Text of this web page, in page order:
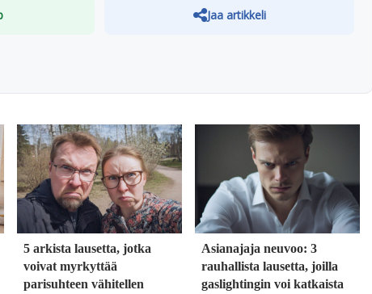
Jaa artikkeli
5 arkista lausetta, jotka
voivat myrkyttää
parisuhteen vähitellen
Asianajaja neuvoo: 3
rauhallista lausetta, joilla
gaslightingin voi katkaista